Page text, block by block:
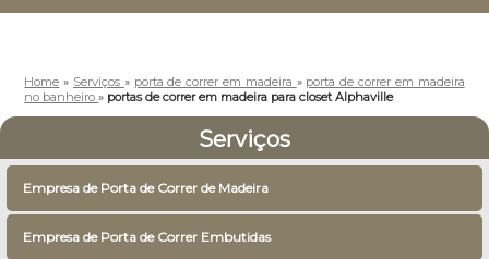
Home » Serviços » porta de correr em madeira » porta de correr em madeira
no banheiro» portas de correr em madeira para closet Alphaville
Serviços
Empresa de Porta de Correr de Madeira
Empresa de Porta de Correr Embutidas